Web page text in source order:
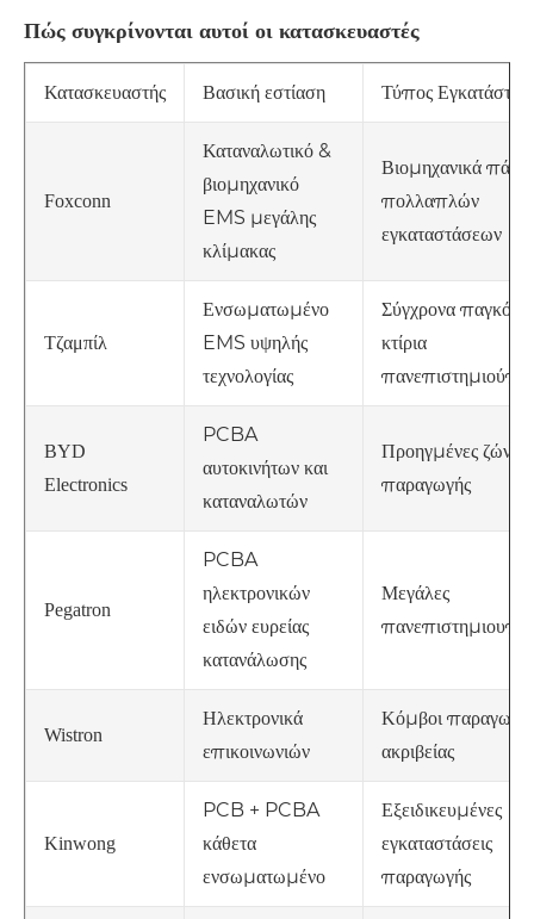
Πώς συγκρίνονται αυτοί οι κατασκευαστές
Κατασκευαστής Βασική εστίαση Τύπος
Foxconn
Καταναλωτικό &
βιομηχανικό
EMS μεγάλης
κλίμακας
Βιομηχανικά
πολλαπλών
εγκαταστάσεων
Τζαμπίλ
Ενσωματωμένο
EMS υψηλής
τεχνολογίας
Σύγχρονα
κτίρια
BYD
Electronics
PCBA
αυτοκινήτων και
καταναλωτών
Προηγμένες ζώνες
παραγωγής
Pegatron
PCBA
ηλεκτρονικών
ειδών ευρείας
κατανάλωσης
Μεγάλες
Wistron
Ηλεκτρονικά
επικοινωνιών
Κόμβοι
ακριβείας
Kinwong
PCB + PCBA
κάθετα
ενσωματωμένο
Εξειδικευμένες
εγκαταστάσεις
παραγωγής